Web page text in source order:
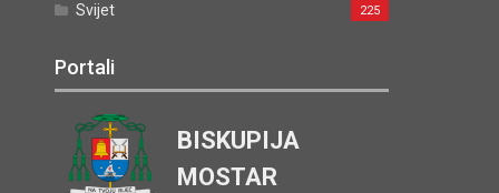
Svijet 225
Portali
BISKUPIJA
MOSTAR